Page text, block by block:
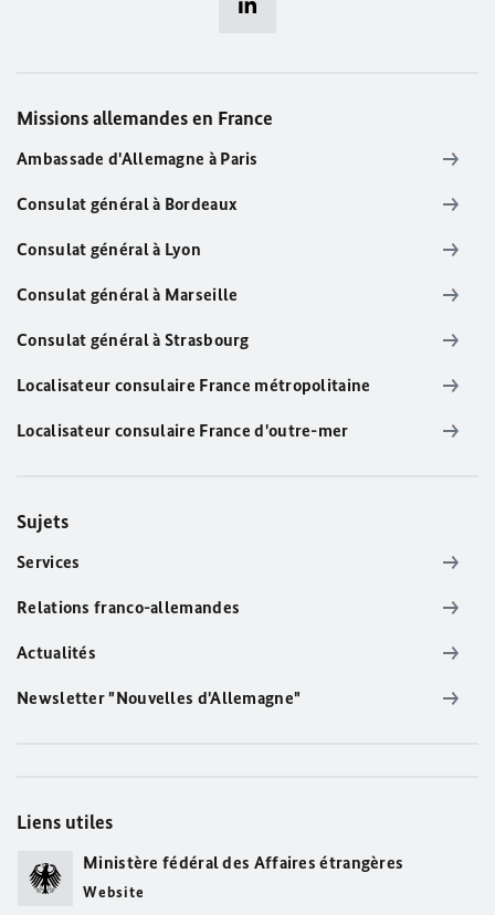
Missions allemandes en France
Ambassade d'Allemagne à Paris
Consulat général à Bordeaux
Consulat général à Lyon
Consulat général à Marseille
Consulat général à Strasbourg
Localisateur consulaire France métropolitaine
Localisateur consulaire France d'outre-mer
Sujets
Services
Relations franco-allemandes
Actualités
Newsletter "Nouvelles d'Allemagne"
Liens utiles
Ministère fédéral des Affaires étrangères
Website